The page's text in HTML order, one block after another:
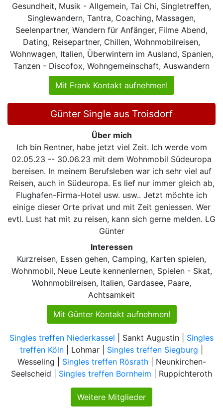
Gesundheit, Musik - Allgemein, Tai Chi, Singletreffen,
Singlewandern, Tantra, Coaching, Massagen,
Seelenpartner, Wandern für Anfänger, Filme Abend,
Dating, Reisepartner, Chillen, Wohnmobilreisen,
Wohnwagen, Italien, Überwintern im Ausland, Spanien,
Tanzen - Discofox, Wohngemeinschaft, Auswandern
Mit Frank Kontakt aufnehmen!
Günter Single aus Troisdorf
Über mich
Ich bin Rentner, habe jetzt viel Zeit. Ich werde vom
02.05.23 -- 30.06.23 mit dem Wohnmobil Südeuropa
bereisen. In meinem Berufsleben war ich sehr viel auf
Reisen, auch in Südeuropa. Es lief nur immer gleich ab,
Flughafen-Firma-Hotel usw. usw.. Jetzt möchte ich
einige dieser Orte privat und mit Zeit geniessen. Wer
evtl. Lust hat mit zu reisen, kann sich gerne melden. LG
Günter
Interessen
Kurzreisen, Essen gehen, Camping, Karten spielen,
Wohnmobil, Neue Leute kennenlernen, Spielen - Skat,
Wohnmobilreisen, Italien, Gardasee, Paare,
Achtsamkeit
Mit Günter Kontakt aufnehmen!
Singles treffen Niederkassel | Sankt Augustin | Singles
treffen Köln | Lohmar | Singles treffen Siegburg
Wesseling | Singles treffen Rösrath| Neunkirchen-
Seelscheid | Singles treffen Bornheim | Ruppichteroth
Weitere Mitglieder